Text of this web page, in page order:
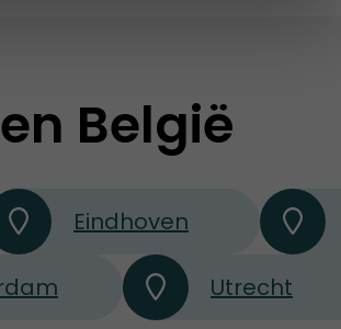
België
Eindhoven
Utrecht